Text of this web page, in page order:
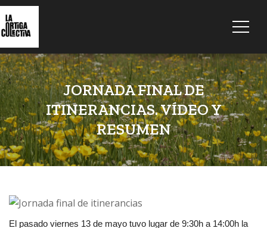
JORNADA FINAL DE
ITINERANCIAS. VÍDEO Y
RESUMEN
El pasado viernes 13 de mayo tuvo lugar de 9:30h a 14:00h la